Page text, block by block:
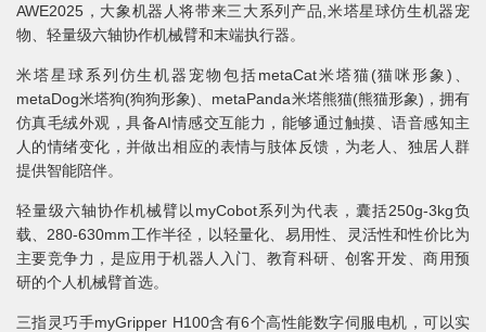
AWE2025，大象机器人将带来三大系列产品,米塔星球仿生机器宠
物、轻量级六轴协作机械臂和末端执行器。
米塔星球系列仿生机器宠物包括metaCat米塔猫(猫咪形象)、
metaDog米塔狗(狗狗形象)、metaPanda米塔熊猫(熊猫形象)，拥有
仿真毛绒外观，具备AI情感交互能力，能够通过触摸、语音感知主
人的情绪变化，并做出相应的表情与肢体反馈，为老人、独居人群
提供智能陪伴。
轻量级六轴协作机械臂以myCobot系列为代表，囊括250g-3kg负
载、280-630mm工作半径，以轻量化、易用性、灵活性和性价比为
主要竞争力，是应用于机器人入门、教育科研、创客开发、商用预
研的个人机械臂首选。
三指灵巧手myGripper H100含有6个高性能数字伺服电机，可以实